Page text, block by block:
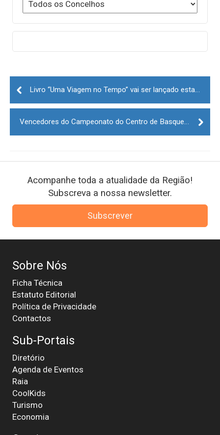
Post
navigation
Livro “Uma Viagem no Tempo” vai ser lançado esta tarde em Gouveia
Vencedores do Campeonato do Centro de Basquetebol Sub-14 decididos hoje
Acompanhe toda a atualidade da Região!
Subscreva a nossa newsletter.
Subscrever
Sobre Nós
Ficha Técnica
Estatuto Editorial
Política de Privacidade
Contactos
Sub-Portais
Diretório
Agenda de Eventos
Raia
CoolKids
Turismo
Economia